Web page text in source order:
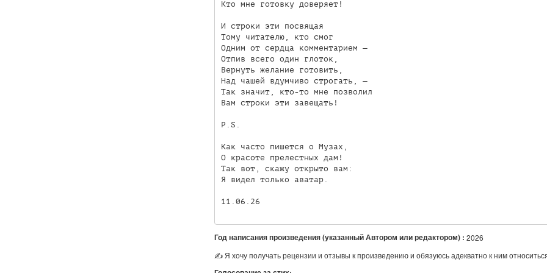
Кто мне готовку доверяет!
И строки эти посвящая
Тому читателю, кто смог
Одним от сердца комментарием —
Отпив всего один глоток,
Вернуть желание готовить,
Над чашей вдумчиво строгать, —
Так значит, кто-то мне позволил
Вам строки эти завещать!
P.S.
Как часто пишется о Музах,
О красоте прелестных дам!
Так вот, скажу открыто вам:
Я видел только аватар.
11.06.26
Год написания произведения (указанный Автором или редактором) : 2026
✍ Я хочу получать рецензии и отзывы к произведению и обязуюсь адекватно к ним